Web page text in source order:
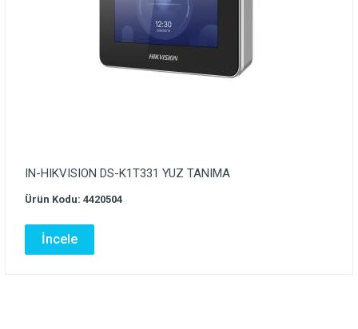
IN-HIKVISION DS-K1T331 YUZ TANIMA
Ürün Kodu: 4420504
İncele